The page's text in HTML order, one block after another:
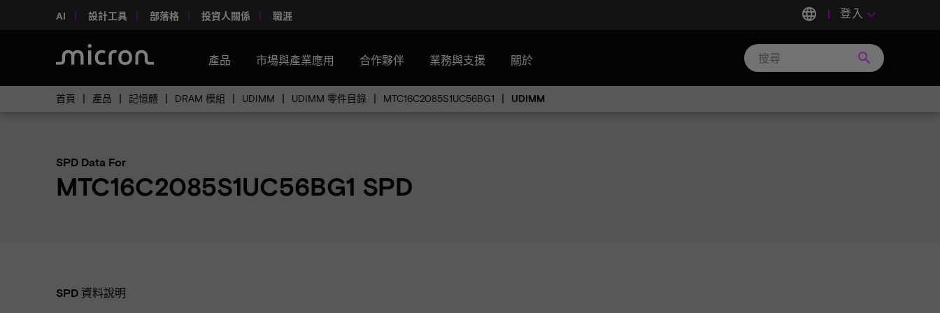
AI 設計工具 部落格 投資人關係 職涯 language 登入 keyboard_arrow_down
產品 市場與產業應用 合作夥伴 業務與支援 關於 search
首頁 產品 記憶體 DRAM 模組 UDIMM UDIMM 零件目錄 MTC16C2085S1UC56BG1 UDIMM
SPD Data For
MTC16C2085S1UC56BG1 SPD
SPD 資料說明